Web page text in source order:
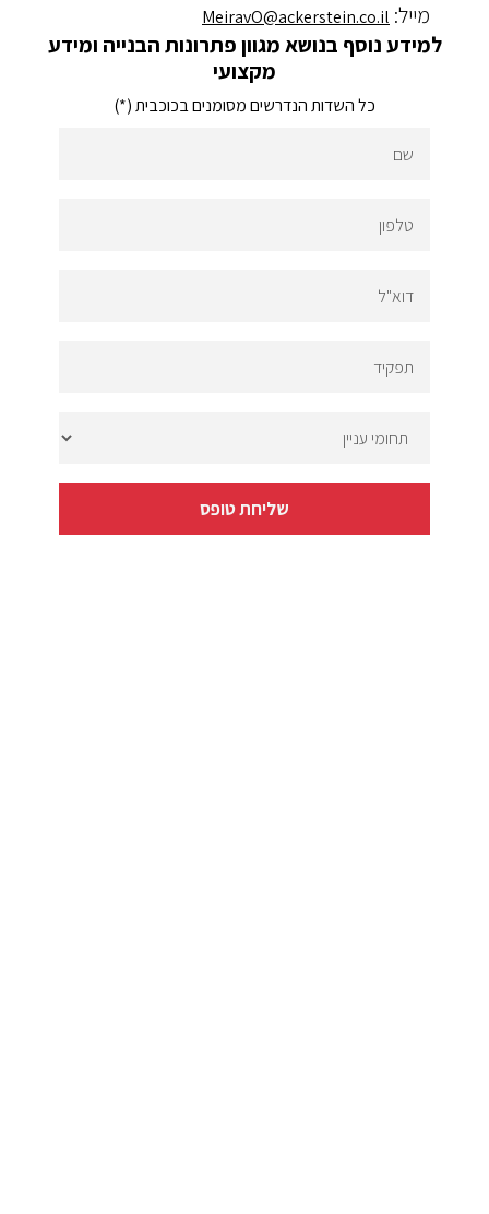
מייל: MeiravO@ackerstein.co.il
למידע נוסף בנושא מגוון פתרונות הבנייה ומידע
מקצועי
כל השדות הנדרשים מסומנים בכוכבית (*)
טלפון
דוא"ל
שליחת טופס